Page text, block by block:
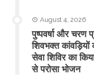
August 4, 2026
पुष्पवर्षा और चरण
शिवभक्त
सेवा शिविर का
से परोसा भोजन